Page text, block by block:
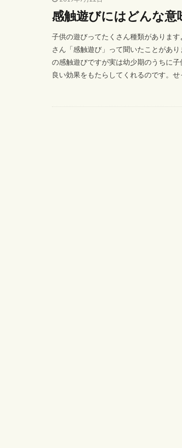
感触遊びにはどんな意
子供の遊びってたくさん種類がありま
さん「感触遊び」って聞いたことがあ
の感触遊びですが実は幼少期のうちに
良い効果をもたらしてくれるのです。